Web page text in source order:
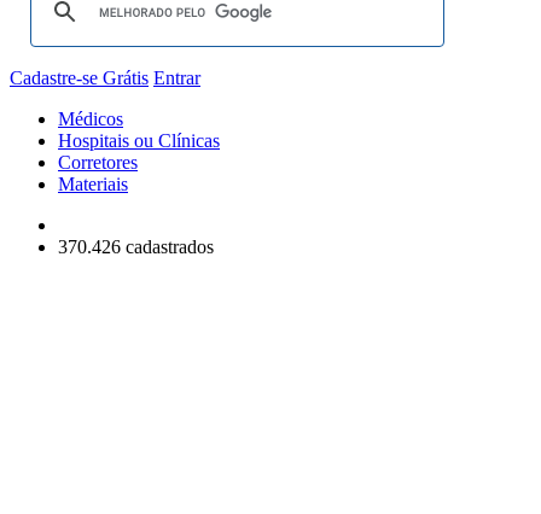
Cadastre-se Grátis Entrar
Médicos
Hospitais ou Clínicas
Corretores
Materiais
370.426 cadastrados